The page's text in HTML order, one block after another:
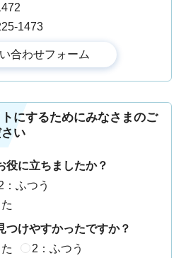
1473
にするためにみなさまのご
い
役に立ちましたか？
：ふつう
つけやすかったですか？
2：ふつう